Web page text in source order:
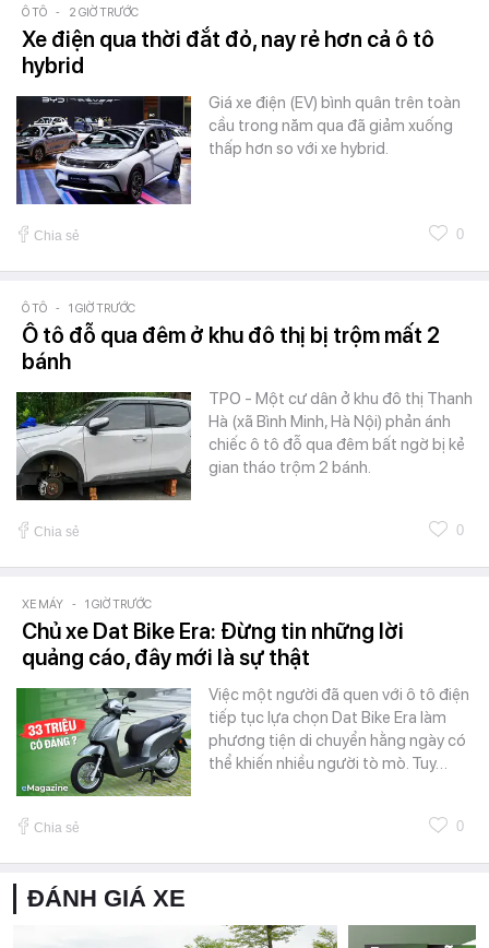
Ô TÔ - 2 GIỜ TRƯỚC
Xe điện qua thời đắt đỏ, nay rẻ hơn cả ô tô
hybrid
Giá xe điện (EV) bình quân trên toàn
cầu trong năm qua đã giảm xuống
thấp hơn so với xe hybrid.
Chia sẻ 0
Ô TÔ - 1 GIỜ TRƯỚC
Ô tô đỗ qua đêm ở khu đô thị bị trộm mất 2
bánh
TPO - Một cư dân ở khu đô thị Thanh
Hà (xã Bình Minh, Hà Nội) phản ánh
chiếc ô tô đỗ qua đêm bất ngờ bị kẻ
gian tháo trộm 2 bánh.
Chia sẻ 0
XE MÁY - 1 GIỜ TRƯỚC
Chủ xe Dat Bike Era: Đừng tin những lời
quảng cáo, đây mới là sự thật
Việc một người đã quen với ô tô điện
tiếp tục lựa chọn Dat Bike Era làm
phương tiện di chuyển hằng ngày có
thể khiến nhiều người tò mò. Tuy…
Chia sẻ 0
ĐÁNH GIÁ XE